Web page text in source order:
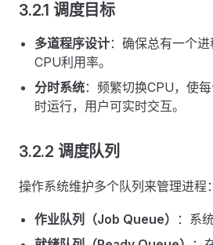
3.2.1 调度目标
多道程序设计：确保总有一个
CPU利用率。
分时系统：频繁切换CPU，使
时运行，用户可实时交互。
3.2.2 调度队列
操作系统维护多个队列来管理进程：
作业队列（Job Queue）
：系